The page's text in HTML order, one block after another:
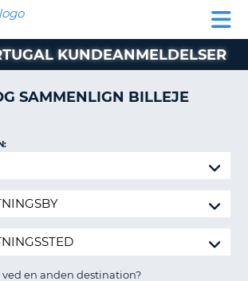
KUNDEANMELDELSER
SAMMENLIGN BILLEJE
en anden destination?